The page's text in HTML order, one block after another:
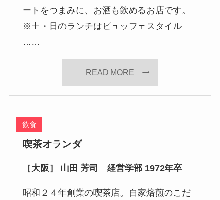
ートをつまみに、お酒も飲めるお店です。
※土・日のランチはビュッフェスタイル
……
READ MORE
飲食
喫茶オランダ
［大阪］ 山田 芳司 経営学部 1972年卒
昭和２４年創業の喫茶店。自家焙煎のこだ